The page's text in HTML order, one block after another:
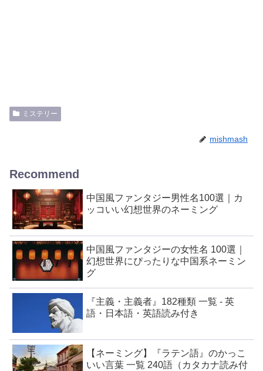
ミステリー
mishmash
Recommend
中国風ファンタジー男性名100選｜カ
ッコいい幻想世界のネーミング
中国風ファンタジーの女性名 100選｜
幻想世界にぴったりな中国系ネーミン
グ
『主義・主義者』182種類 一覧 - 英
語・日本語・英語読み付き
【ネーミング】『ラテン語』のかっこ
いい言葉 一覧 240語（カタカナ読み付